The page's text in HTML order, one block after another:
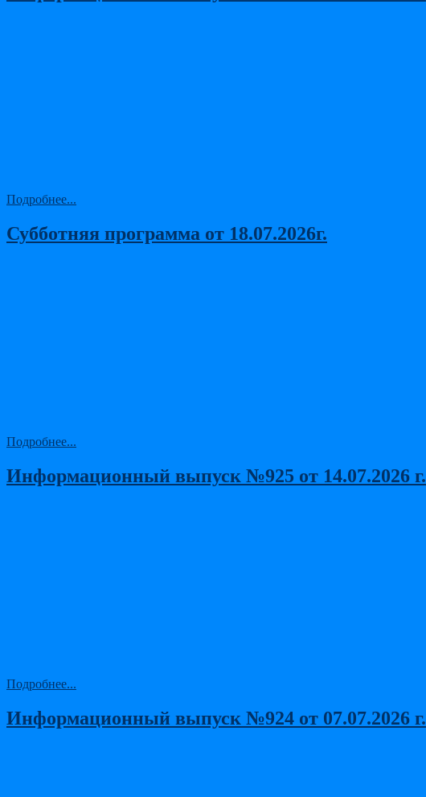
Подробнее...
Субботняя программа от 18.07.2026г.
Подробнее...
Информационный выпуск №925 от 14.07.2026 г.
Подробнее...
Информационный выпуск №924 от 07.07.2026 г.